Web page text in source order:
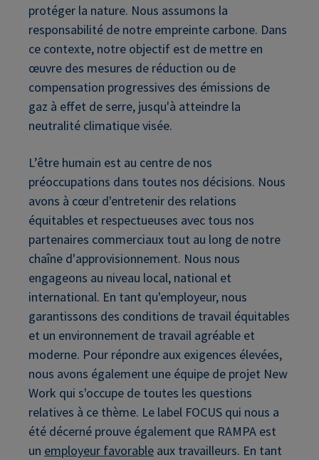
protéger la nature. Nous assumons la
responsabilité de notre empreinte carbone. Dans
ce contexte, notre objectif est de mettre en
œuvre des mesures de réduction ou de
compensation progressives des émissions de
gaz à effet de serre, jusqu'à atteindre la
neutralité climatique visée.
L’être humain est au centre de nos
préoccupations dans toutes nos décisions. Nous
avons à cœur d'entretenir des relations
équitables et respectueuses avec tous nos
partenaires commerciaux tout au long de notre
chaîne d'approvisionnement. Nous nous
engageons au niveau local, national et
international. En tant qu'employeur, nous
garantissons des conditions de travail équitables
et un environnement de travail agréable et
moderne. Pour répondre aux exigences élevées,
nous avons également une équipe de projet New
Work qui s'occupe de toutes les questions
relatives à ce thème. Le label FOCUS qui nous a
été décerné prouve également que RAMPA est
un employeur favorable aux travailleurs. En tant